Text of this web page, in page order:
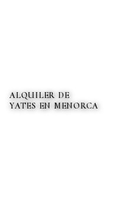
ALQUILER DE
YATES EN MENORCA